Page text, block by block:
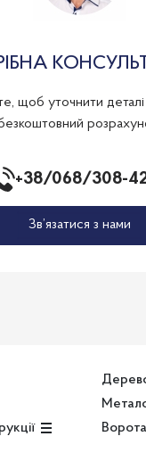
щоб уточнити
+38/068/308-
Зв’язатися з нами
Ворота